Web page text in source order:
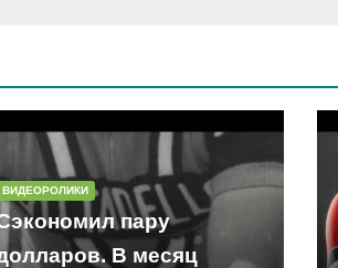
ВИДЕОРОЛИКИ
пару
В месяц